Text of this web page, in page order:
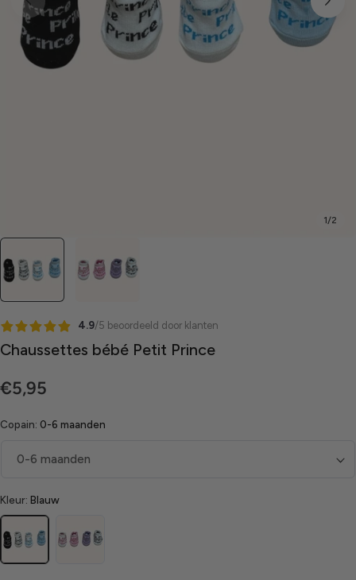
1/2
4.9/5 beoordeeld door klanten
Chaussettes bébé Petit Prince
Prix
régulier
€5,95
Copain: 0-6 maanden
Kleur: Blauw
Blauw